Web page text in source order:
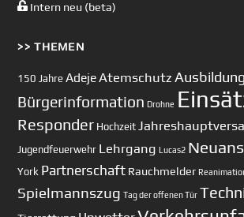
Intern neu (beta)
>> THEMEN
150 Jahre AdejeAtemschutz Ausbildung
Bürgerinformation Drohne
Responder Hochzeit
Jugendfeuerwehr Lehrgang Lucas2
York Partnerschaft Rauchmelder
Spielmannszug Tag der offenen Tür